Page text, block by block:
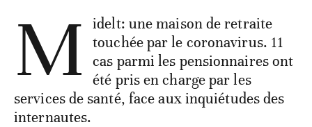
M
idelt: une maison de retraite
touchée par le coronavirus. 11
cas parmi les pensionnaires ont
été pris en charge par les
services de santé, face aux inquiétudes des
internautes.